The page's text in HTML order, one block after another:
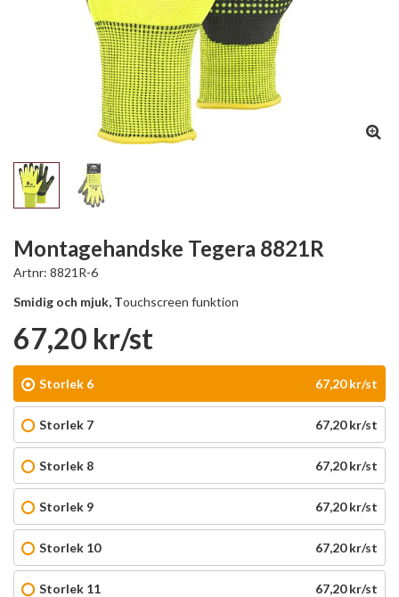
Montagehandske Tegera 8821R
Artnr: 8821R-6
Smidig och mjuk, Touchscreen funktion
67,20 kr/st
Storlek 6 67,20 kr/st
Storlek 7 67,20 kr/st
Storlek 8 67,20 kr/st
Storlek 9 67,20 kr/st
Storlek 10 67,20 kr/st
Storlek 11 67,20 kr/st